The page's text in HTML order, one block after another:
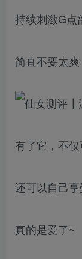
持续刺激G点
简直不要太爽
有了它，不仅
还可以自己享
真的是爱了~